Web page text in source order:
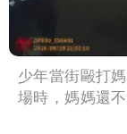
少年當街毆打
場時，媽媽還